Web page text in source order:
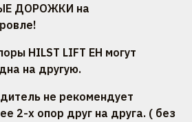
ДОРОЖКИ на
HILST LIFT EH могут
на другую.
не рекомендует
2-х опор друг на друга. ( без